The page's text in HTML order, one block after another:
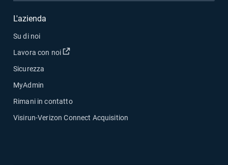
L'azienda
Su di noi
Lavora con noi
Apri in una nuova finestra
Sicurezza
MyAdmin
Rimani in contatto
Visirun-Verizon Connect Acquisition